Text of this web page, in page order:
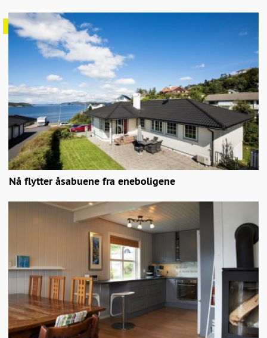
Nå flytter åsabuene fra eneboligene